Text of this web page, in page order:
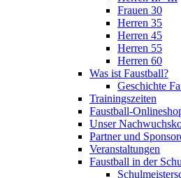
Frauen 30
Herren 35
Herren 45
Herren 55
Herren 60
Was ist Faustball?
Geschichte
Trainingszeiten
Faustball-
Unser
Partner und
Veranstaltungen
Faustball in der